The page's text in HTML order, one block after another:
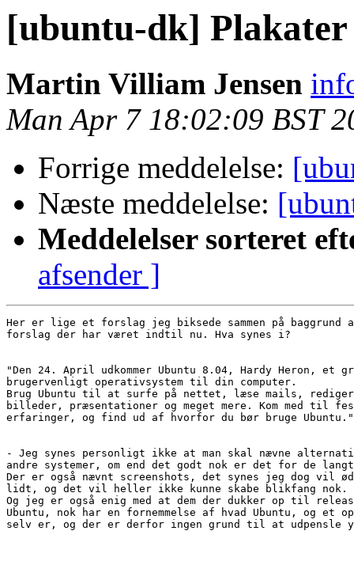
[ubuntu-dk] Plakater
Martin Villiam Jensen
Man Apr 7 18:02:09 BST
Forrige meddelelse:
Næste meddelelse:
Meddelelser sorteret
afsender ]
Her er lige et forslag jeg biksede sammen på baggrund
forslag der har været indtil nu. Hva synes i?
"Den 24. April udkommer Ubuntu 8.04, Hardy Heron, et
brugervenligt operativsystem til din computer.
Brug Ubuntu til at surfe på nettet, læse mails,
billeder, præsentationer og meget mere. Kom med til
erfaringer, og find ud af hvorfor du bør bruge Ubuntu."
- Jeg synes personligt ikke at man skal nævne
andre systemer, om end det godt nok er det for de
Der er også nævnt screenshots, det synes jeg dog vil
lidt, og det vil heller ikke kunne skabe blikfang nok.
Og jeg er også enig med at dem der dukker op til
Ubuntu, nok har en fornemmelse af hvad Ubuntu, og et
selv er, og der er derfor ingen grund til at udpensle